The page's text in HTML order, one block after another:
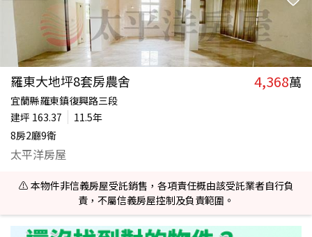
羅東大地坪8套房農舍 4,368萬
宜蘭縣羅東鎮復興路三段
建坪 163.37
11.5年
8房2廳9衛
太平洋房屋
⚠️ 本物件非信義房屋受託銷售，各項責任概由該受託業者自行負
責，不屬信義房屋控制及負責範圍。